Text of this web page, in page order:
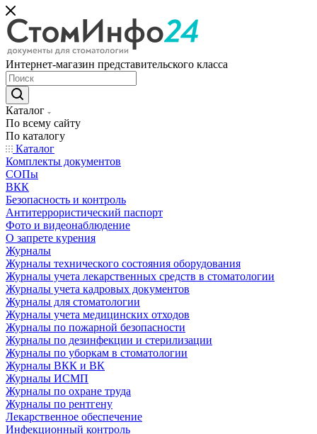
Интернет-магазин представительского класса
Каталог
По всему сайту
По каталогу
Каталог
Комплекты документов
СОПы
ВКК
Безопасность и контроль
Антитеррористический паспорт
Фото и видеонаблюдение
О запрете курения
Журналы
Журналы технического состояния оборудования
Журналы учета лекарственных средств в стоматологии
Журналы учета кадровых документов
Журналы для стоматологии
Журналы учета медицинских отходов
Журналы по пожарной безопасности
Журналы по дезинфекции и стерилизации
Журналы по уборкам в стоматологии
Журналы ВКК и ВК
Журналы ИСМП
Журналы по охране труда
Журналы по рентгену
Лекарственное обеспечение
Инфекционный контроль